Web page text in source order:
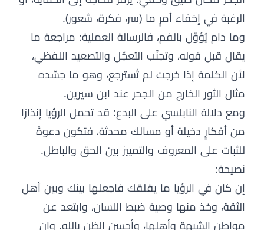
الرغبة في إخفاء أمرٍ ما (سر، فكرة، شعور).
وما دام يُؤوَّل بالفم، فالرسالة العملية: مراجعة ما
يقال قبل قوله، وتجنّب التعجّل والتصعيد اللفظي،
لأن الكلمة إذا خرجت لم تُسترجع، وهو ما جسّده
مثال الثور الخارج من الجحر عند ابن سيرين.
ومع دلالة النابلسي على البدع: قد تحمل الرؤيا إنذارًا
من أفكارٍ دخيلة أو مسالك محدثة، فتكون دعوةً
للثبات على المعروف والتمييز بين الحق والباطل.
نصيحة:
إن كان في الرؤيا ما يقلقك فاجعلها بينك وبين أهل
الثقة، وخذ منها وصية ضبط اللسان، وابتعد عن
مواطن الشبهة وأهلها، وأحسن الظن بالله. وإن